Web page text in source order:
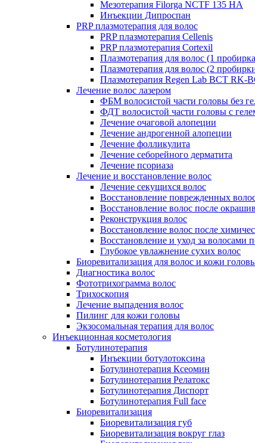
Мезотерапия Filorga NCTF 135 HA
Инъекции Дипроспан
PRP плазмотерапия для волос
PRP плазмотерапия Cellenis
PRP плазмотерапия Cortexil
Плазмотерапия для волос (1
Плазмотерапия для волос (2
Плазмотерапия Regen Lab BCT RK-
Лечение волос лазером
ФБМ волосистой части головы без
ФДТ волосистой части головы с
Лечение очаговой алопеции
Лечение андрогенной алопеции
Лечение фолликулита
Лечение себорейного дерматита
Лечение псориаза
Лечение и восстановление волос
Лечение секущихся волос
Восстановление поврежденных
Восстановление волос после
Реконструкция волос
Восстановление волос после
Восстановление и уход за волосами
Глубокое увлажнение сухих волос
Биоревитализация для волос и кожи
Диагностика волос
Фототрихограмма волос
Трихоскопия
Лечение выпадения волос
Пилинг для кожи головы
Экзосомальная терапия для волос
Инъекционная косметология
Ботулинотерапия
Инъекции ботулотоксина
Ботулинотерапия Ксеомин
Ботулинотерапия Релатокс
Ботулинотерапия Диспорт
Ботулинотерапия Full face
Биоревитализация
Биоревитализация губ
Биоревитализация вокруг глаз